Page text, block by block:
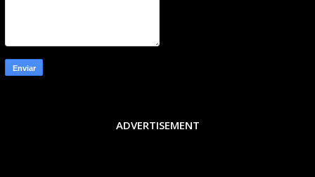
ADVERTISEMENT